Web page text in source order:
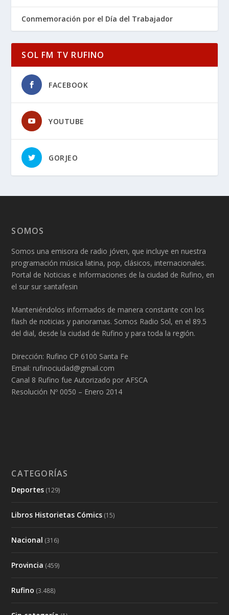
Conmemoración por el Día del Trabajador
SOL FM TV RUFINO
FACEBOOK
YOUTUBE
GORJEO
SOMOS
Somos una emisora de radio jóven, que incluye en nuestra
programación música latina, pop, clásicos, internacionales.
Portal de Noticias e Informaciones de la ciudad de Rufino, en
el sur sur santafesin
Manteniéndolos informados de manera constante con los
flash de noticias y panoramas. Somos Radio Sol, en el 89.5
del dial, desde la ciudad de Rufino y para toda la región.
Dirección: Rufino CP 6100 Santa Fe
Email: rufinociudad@gmail.com
Canal 8 Rufino fue Autorizado por AFSCA
Resolución Nº 0050 – Enero 2014
CATEGORÍAS
Deportes (129)
Libros Historietas Cómics (15)
Nacional (316)
Provincia (459)
Rufino (3.488)